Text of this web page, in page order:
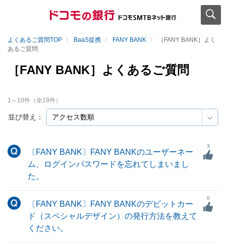
よくあるご質問TOP BaaS提携 FANY BANK
［FANY BANK］よく
あるご質問
［FANY BANK］よくあるご質問
並び替え：
1 ～ 10件（全19件）
〔FANY BANK〕FANY BANKのユーザーネー
ム、ログインパスワードを忘れてしまいまし
た。
3
〔FANY BANK〕FANY BANKのデビットカー
ド（スペシャルデザイン）の発行方法を教えて
ください。
0